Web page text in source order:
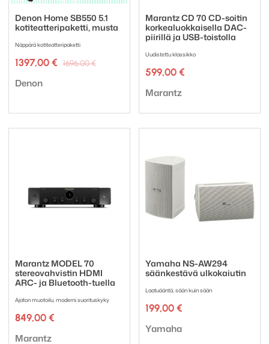
Denon Home SB550 5.1
kotiteatteripaketti, musta
Näppärä kotiteatteripaketti
1696,00€Alkuperäinen
1397,00 €
Nykyinen
Tuotemerkki:
Denon
Marantz CD 70 CD-soitin
korkealuokkaisella DAC-
piirillä ja USB-toistolla
Uudistettu klassikko
599,00 €
Tuotemerkki:
Marantz
Marantz MODEL 70
stereovahvistin HDMI
ARC- ja Bluetooth-tuella
Ajaton muotoilu, moderni suorituskyky
849,00 €
Tuotemerkki:
Marantz
Yamaha NS-AW294
säänkestävä ulkokaiutin
Laatuääntä, sään kuin sään
199,00 €
Tuotemerkki:
Yamaha